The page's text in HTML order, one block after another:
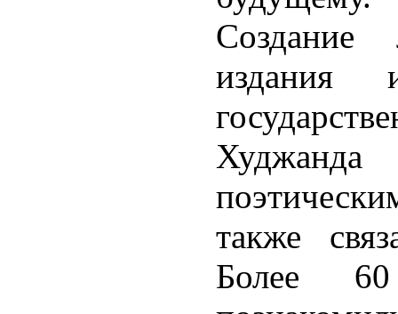
Создание
издания
также
Более 60